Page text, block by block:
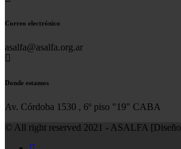
Correo electrónico
asalfa@asalfa.org.ar
Donde estamos
Av. Córdoba 1530 , 6º piso "19" CABA
© All right reserved 2021 - ASALFA [Diseño